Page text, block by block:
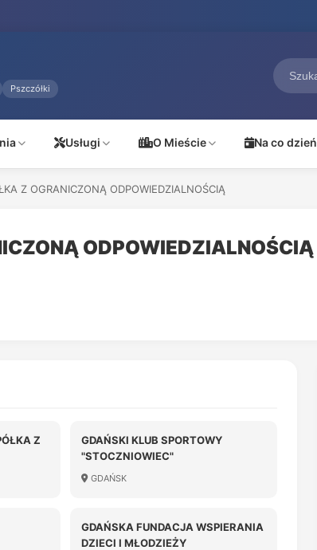
Pszczółki
Usługi O Mieście Na co dzień
Z OGRANICZONĄ ODPOWIEDZIALNOŚCIĄ
ODPOWIEDZIALNOŚCIĄ
Z
GDAŃSKI KLUB SPORTOWY
"STOCZNIOWIEC"
GDAŃSK
GDAŃSKA FUNDACJA WSPIERANIA
DZIECI I MŁODZIEŻY